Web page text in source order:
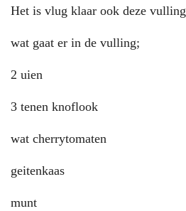
Het is vlug klaar ook deze vulling
wat gaat er in de vulling;
2 uien
3 tenen knoflook
wat cherrytomaten
geitenkaas
munt